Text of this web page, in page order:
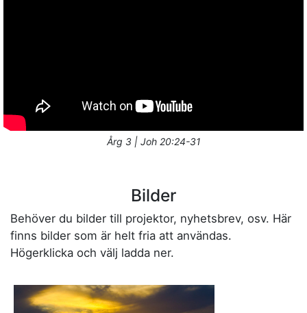
Årg 3 | Joh 20:24-31
Bilder
Behöver du bilder till projektor, nyhetsbrev, osv. Här
finns bilder som är helt fria att användas.
Högerklicka och välj ladda ner.